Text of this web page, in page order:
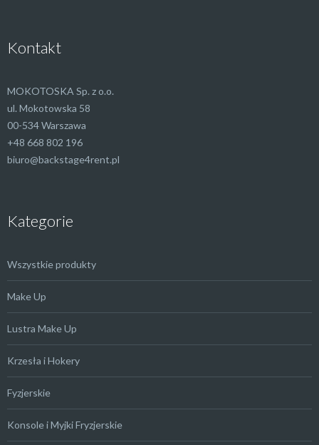
Kontakt
MOKOTOSKA Sp. z o.o.
ul. Mokotowska 58
00-534 Warszawa
+48 668 802 196
biuro@backstage4rent.pl
Kategorie
Wszystkie produkty
Make Up
Lustra Make Up
Krzesła i Hokery
Fyzjerskie
Konsole i Myjki Fryzjerskie